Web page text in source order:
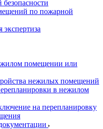
по пожарной
помещении или
нежилых помещений
в нежилом
на перепланировку